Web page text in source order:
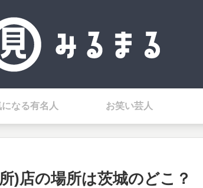
なる有名人 お笑い芸人
)店の場所は茨城のどこ？